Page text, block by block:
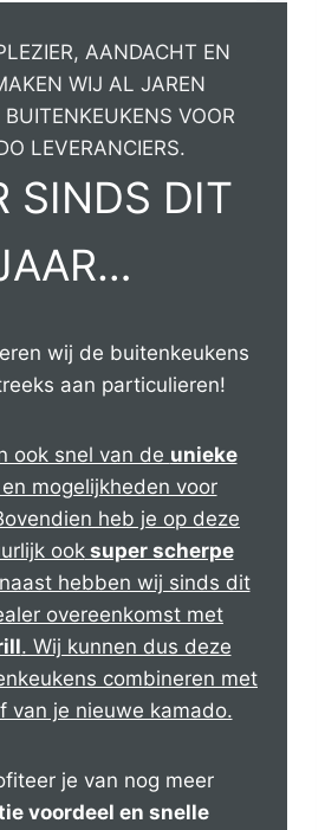
AANDACHT EN
WIJ AL JAREN
BUITENKEUKENS VOOR
LEVERANCIERS.
SINDS DIT
wij de buitenkeukens
aan particulieren!
ook snel van de unieke
en mogelijkheden voor
heb je op deze
ooksuper scherpe
hebben wij sinds dit
overeenkomst met
. Wij kunnen dus deze
combineren met
van je nieuwe kamado.
je van nog meer
voordeel en snelle